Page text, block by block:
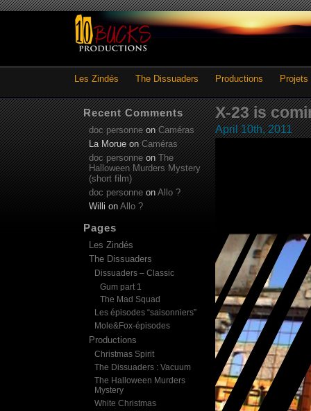
Les Zindés The Dissuaders Productions Projets
X-23 is
April 10th, 2011
Recent Comments
doc personneonCaméras
La MorueonCaméras
doc personneonThe
Halloween Murders Mystery
(short film)
doc personne on Allo ?
Willi on Allo ?
Pages
Les Zindés
The Dissuaders
Dissuaders – Classic
Gum part 1
The Mad Squad
Les épisodes “saisonniers”
Mole&Fox-épisodes
Productions
Christmas Spirit
The Dissuaders : Vacuum
The Halloween Murders
Mystery
White Christmas